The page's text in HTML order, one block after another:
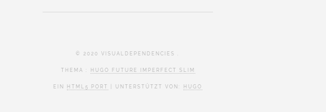
© 2020 VISUALDEPENDENCIES .
THEMA : HUGO FUTURE IMPERFECT SLIM
EIN HTML5 PORT | UNTERSTÜTZT VON: HUGO